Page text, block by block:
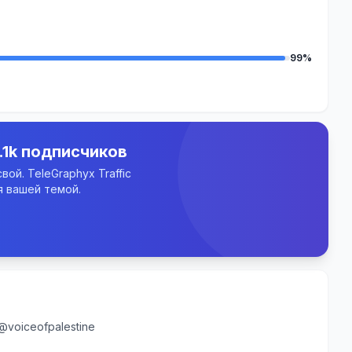
99%
подписчиков
TeleGraphyx Traffic
вашей темой.